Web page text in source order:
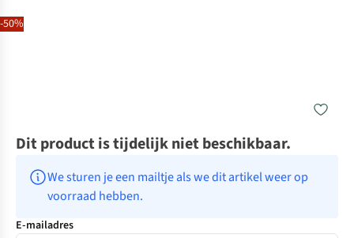
-50%
Dit product is tijdelijk niet beschikbaar.
We sturen je een mailtje als we dit artikel weer op
voorraad hebben.
E-mailadres